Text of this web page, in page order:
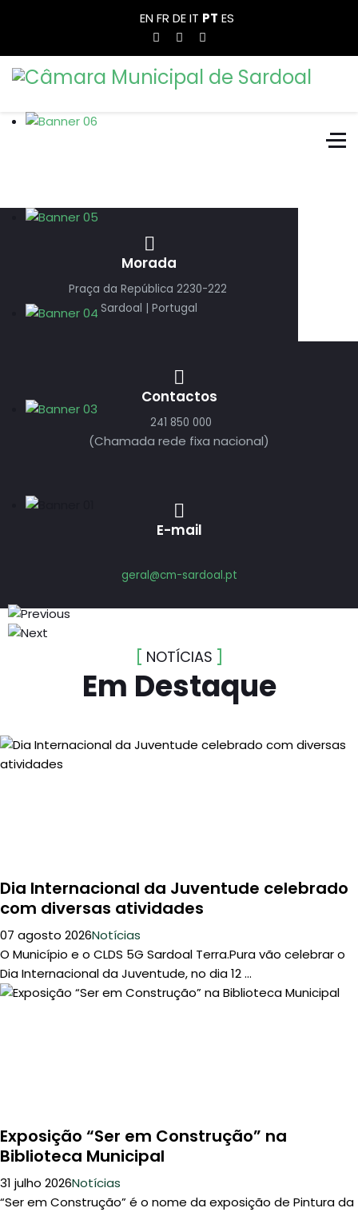
ENFR DEIT PT ES
Morada
Praça da República 2230-222
Sardoal | Portugal
Contactos
241 850 000
(Chamada rede fixa nacional)
E-mail
geral@cm-sardoal.pt
NOTÍCIAS
Em Destaque
Dia Internacional da Juventude celebrado
com diversas atividades
07 agosto 2026Notícias
O Município e o CLDS 5G Sardoal Terra.Pura vão celebrar o
Dia Internacional da Juventude, no dia 12 ...
Exposição “Ser em Construção” na
Biblioteca Municipal
31 julho 2026Notícias
“Ser em Construção” é o nome da exposição de Pintura da